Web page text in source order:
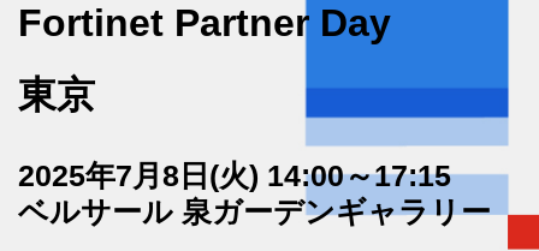
Fortinet Partner Day
東京
2025年7月8日(火) 14:00～17:15
ベルサール 泉ガーデンギャラリー